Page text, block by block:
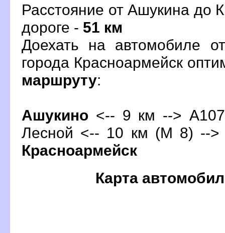
Расстояние от Ашукина до
дороге - 51 км
Доехать на автомобиле
орода Красноармейск
маршруту:
Ашукино <-- 9 км -->
Лесной <-- 10 км (М 8) --
Красноармейск
Карта